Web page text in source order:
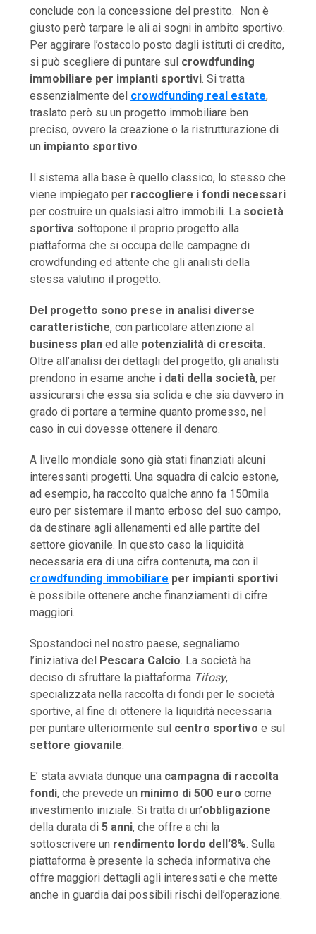
conclude con la concessione del prestito. Non è
giusto però tarpare le ali ai sogni in ambito sportivo.
Per aggirare l’ostacolo posto dagli istituti di credito,
si può scegliere di puntare sul crowdfunding
immobiliare per impianti sportivi. Si tratta
essenzialmente del crowdfunding real estate,
traslato però su un progetto immobiliare ben
preciso, ovvero la creazione o la ristrutturazione di
un impianto sportivo.
Il sistema alla base è quello classico, lo stesso che
viene impiegato per raccogliere i fondi necessari
per costruire un qualsiasi altro immobili. La società
sportiva sottopone il proprio progetto alla
piattaforma che si occupa delle campagne di
crowdfunding ed attente che gli analisti della
stessa valutino il progetto.
Del progetto sono prese in analisi diverse
caratteristiche, con particolare attenzione al
business plan ed alle potenzialità di crescita.
Oltre all’analisi dei dettagli del progetto, gli analisti
prendono in esame anche i dati della società, per
assicurarsi che essa sia solida e che sia davvero in
grado di portare a termine quanto promesso, nel
caso in cui dovesse ottenere il denaro.
A livello mondiale sono già stati finanziati alcuni
interessanti progetti. Una squadra di calcio estone,
ad esempio, ha raccolto qualche anno fa 150mila
euro per sistemare il manto erboso del suo campo,
da destinare agli allenamenti ed alle partite del
settore giovanile. In questo caso la liquidità
necessaria era di una cifra contenuta, ma con il
crowdfunding immobiliare per impianti sportivi
è possibile ottenere anche finanziamenti di cifre
maggiori.
Spostandoci nel nostro paese, segnaliamo
l’iniziativa del
Pescara Calcio. La società ha
deciso di sfruttare la piattaforma Tifosy,
specializzata nella raccolta di fondi per le società
sportive, al fine di ottenere la liquidità necessaria
per puntare ulteriormente sul centro sportivo e sul
settore giovanile.
E’ stata avviata dunque una campagna di raccolta
fondi, che prevede un minimo di 500 euro come
investimento iniziale. Si tratta di un’obbligazione
della durata di5 anni, che offre a chi la
sottoscrivere un rendimento lordo dell’8%. Sulla
piattaforma è presente la scheda informativa che
offre maggiori dettagli agli interessati e che mette
anche in guardia dai possibili rischi dell’operazione.